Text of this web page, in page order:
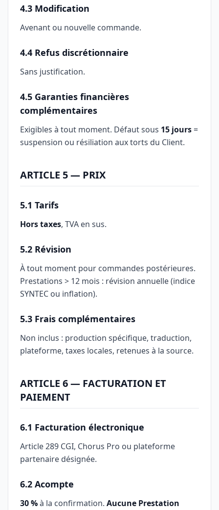
4.3 Modification
Avenant ou nouvelle commande.
4.4 Refus discrétionnaire
Sans justification.
4.5 Garanties financières
complémentaires
Exigibles à tout moment. Défaut sous 15 jours =
suspension ou résiliation aux torts du Client.
ARTICLE 5 — PRIX
5.1 Tarifs
Hors taxes, TVA en sus.
5.2 Révision
À tout moment pour commandes postérieures.
Prestations > 12 mois : révision annuelle (indice
SYNTEC ou inflation).
5.3 Frais complémentaires
Non inclus : production spécifique, traduction,
plateforme, taxes locales, retenues à la source.
ARTICLE 6 — FACTURATION ET
PAIEMENT
6.1 Facturation électronique
Article 289 CGI, Chorus Pro ou plateforme
partenaire désignée.
6.2 Acompte
30 %à la confirmation. Aucune Prestation